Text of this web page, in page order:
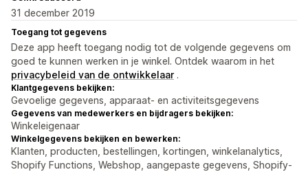
31 december 2019
Toegang tot gegevens
Deze app heeft toegang nodig tot de volgende gegevens om
goed te kunnen werken in je winkel. Ontdek waarom in het
privacybeleid van de ontwikkelaar .
Klantgegevens bekijken:
Gevoelige gegevens, apparaat- en activiteitsgegevens
Gegevens van medewerkers en bijdragers bekijken:
Winkeleigenaar
Winkelgegevens bekijken en bewerken:
Klanten, producten, bestellingen, kortingen, winkelanalytics,
Shopify Functions, Webshop, aangepaste gegevens, Shopify-